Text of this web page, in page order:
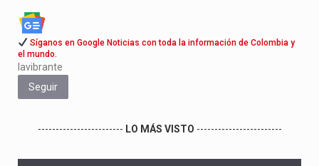
Síganos en Google Noticias con toda la información de Colombia y
el mundo.
lavibrante
Seguir
------------------------ LO MÁS VISTO ------------------------